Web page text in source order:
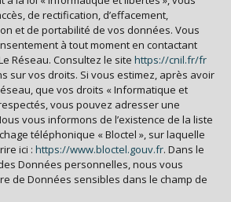
2 enfants
37,23 %
62,77 %
2,18 %
de rectification, d’effacement,
et de portabilité de vos données. Vous
à tout moment en contactant
Réseau. Consultez le site https://cnil.fr/fr
sur vos droits. Si vous estimez, après avoir
que vos droits « Informatique et
vous pouvez adresser une
vous informons de l’existence de la liste
téléphonique « Bloctel », sur laquelle
ici : https://www.bloctel.gouv.fr. Dans le
Données personnelles, nous vous
de Données sensibles dans le champ de